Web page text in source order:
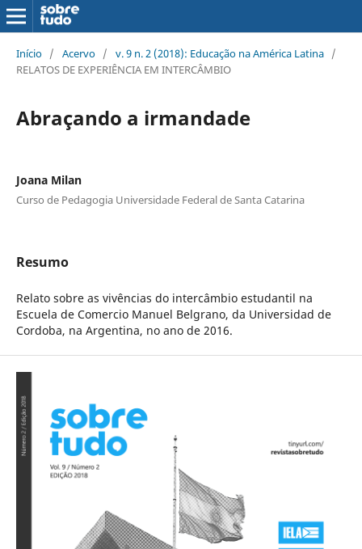
Início / Acervo / v. 9 n. 2 (2018): Educação na América Latina /
RELATOS DE EXPERIÊNCIA EM INTERCÂMBIO
Abraçando a irmandade
Joana Milan
Curso de Pedagogia Universidade Federal de Santa Catarina
Resumo
Relato sobre as vivências do intercâmbio estudantil na
Escuela de Comercio Manuel Belgrano, da Universidad de
Cordoba, na Argentina, no ano de 2016.